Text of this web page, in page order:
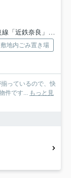
鉄奈良」駅 徒歩8分
敷地内ごみ置き場
っているので、快
件です... もっと見